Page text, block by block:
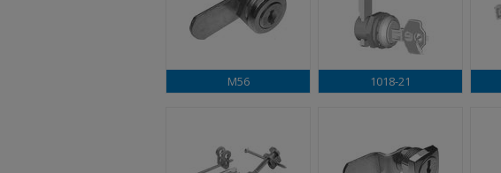
M56 1018-21